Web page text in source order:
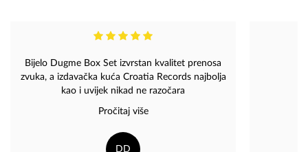
Bijelo Dugme Box Set izvrstan kvalitet prenosa
zvuka, a izdavačka kuća Croatia Records najbolja
kao i uvijek nikad ne razočara
Pročitaj više
DD